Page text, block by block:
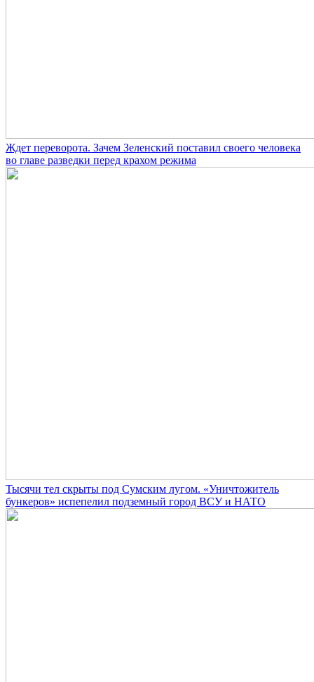
Ждет переворота. Зачем Зеленский поставил своего человека
во главе разведки перед крахом режима
Тысячи тел скрыты под Сумским лугом. «Уничтожитель
бункеров» испепелил подземный город ВСУ и НАТО